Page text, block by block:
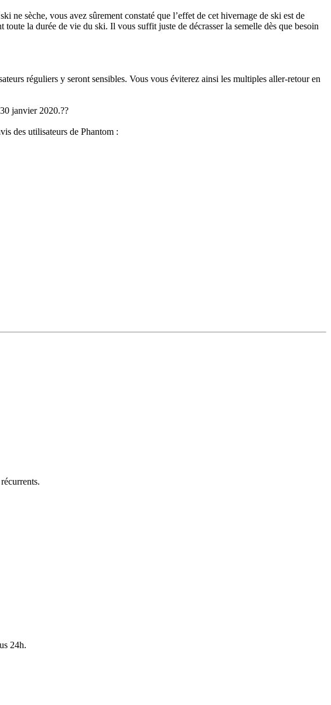
ne sèche, vous avez sûrement constaté que l’effet de cet hivernage de ski est de
la durée de vie du ski. Il vous suffit juste de décrasser la semelle dès que besoin
réguliers y seront sensibles. Vous vous éviterez ainsi les multiples aller-retour en
janvier 2020.??
des utilisateurs de Phantom :
24h.